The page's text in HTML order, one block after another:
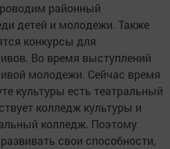
районный
детей и молодежи. Также
конкурсы для
Во время выступлений
молодежи. Сейчас время
культуры есть театральный
колледж культуры и
колледж. Поэтому
свои способности,